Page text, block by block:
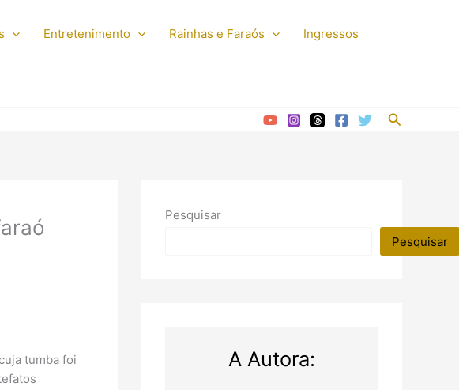
Entretenimento Rainhas e Faraós Ingressos
Pesquisar
tumba foi
Pesquisar
Pesquisar
A Autora: